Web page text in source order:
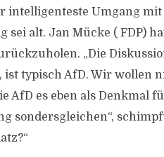
intelligenteste Umgang
sei alt. Jan Mücke ( FDP)
„Die
ist typisch AfD. Wir wollen
AfD es eben als Denkmal
sondersgleichen“,